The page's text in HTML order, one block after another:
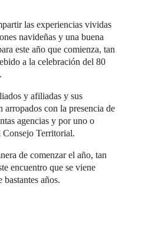
las experiencias vividas
navideñas y una buena
este año que comienza, tan
a la celebración del 80
y afiliadas y sus
arropados con la presencia de
agencias y por uno o
Consejo Territorial.
de comenzar el año, tan
encuentro que se viene
bastantes años.